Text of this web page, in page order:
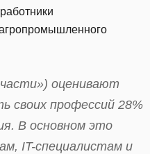
оценивают
своих профессий 28%
В основном это
IT-специалистам и